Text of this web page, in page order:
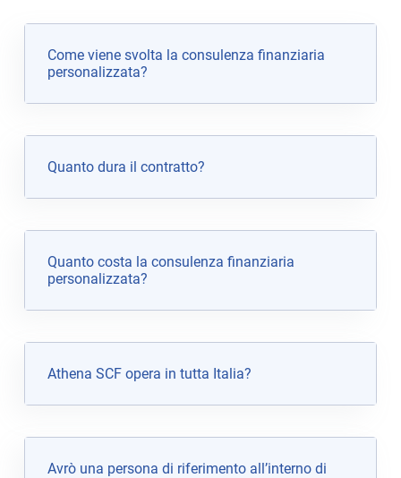
Come viene svolta la consulenza finanziaria
personalizzata?
Quanto dura il contratto?
Quanto costa la consulenza finanziaria
personalizzata?
Athena SCF opera in tutta Italia?
Avrò una persona di riferimento all’interno di